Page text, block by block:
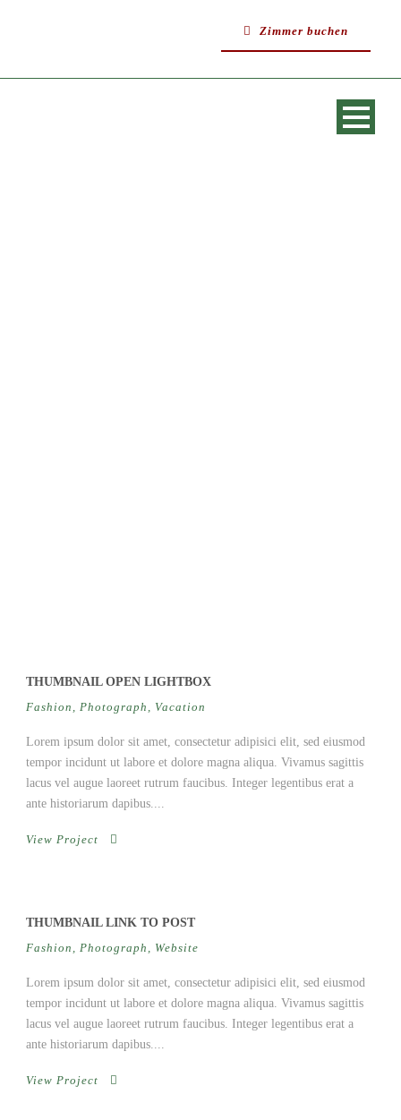
Zimmer buchen
THUMBNAIL OPEN LIGHTBOX
Fashion , Photograph , Vacation
Lorem ipsum dolor sit amet, consectetur adipisici elit, sed eiusmod
tempor incidunt ut labore et dolore magna aliqua. Vivamus sagittis
lacus vel augue laoreet rutrum faucibus. Integer legentibus erat a
ante historiarum dapibus....
View Project
THUMBNAIL LINK TO POST
Fashion , Photograph , Website
Lorem ipsum dolor sit amet, consectetur adipisici elit, sed eiusmod
tempor incidunt ut labore et dolore magna aliqua. Vivamus sagittis
lacus vel augue laoreet rutrum faucibus. Integer legentibus erat a
ante historiarum dapibus....
View Project